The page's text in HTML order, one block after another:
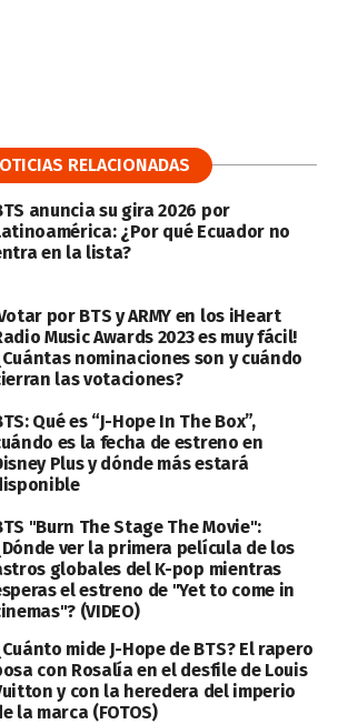
RELACIONADAS
anuncia su gira 2026 por
¿Por qué Ecuador no
en la lista?
por BTS y ARMY en los iHeart
Music Awards 2023 es muy fácil!
nominaciones son y cuándo
las votaciones?
Qué es “J-Hope In The Box”,
es la fecha de estreno en
Plus y dónde más estará
"Burn The Stage The Movie":
ver la primera película de los
globales del K-pop mientras
el estreno de "Yet to come in
(VIDEO)
mide J-Hope de BTS? El rapero
con Rosalía en el desfile de Louis
y con la heredera del imperio
la marca (FOTOS)